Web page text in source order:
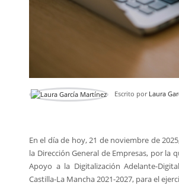
Escrito por Laura
En el día de hoy, 21 de noviembre de
la Dirección General de Empresas, por la
Apoyo a la Digitalización Adelante-
Castilla-La Mancha 2021-2027, para el